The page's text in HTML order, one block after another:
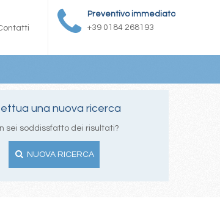
Preventivo immediato
+39 0184 268193
una nuova ricerca
sei soddissfatto dei risultati?
NUOVA RICERCA